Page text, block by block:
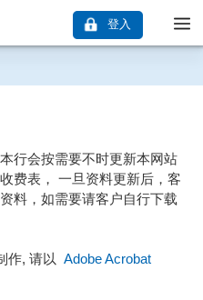
登入
行会按需要不时更新本网站
费表， 一旦资料更新后，客
料，如需要请客户自行下载
作, 请以 Adobe Acrobat